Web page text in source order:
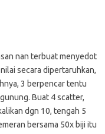
nan terbuat menyedot
secara dipertaruhkan,
3 berpencar tentu
Buat 4 scatter,
dgn 10, tengah 5
bersama 50x biji itu